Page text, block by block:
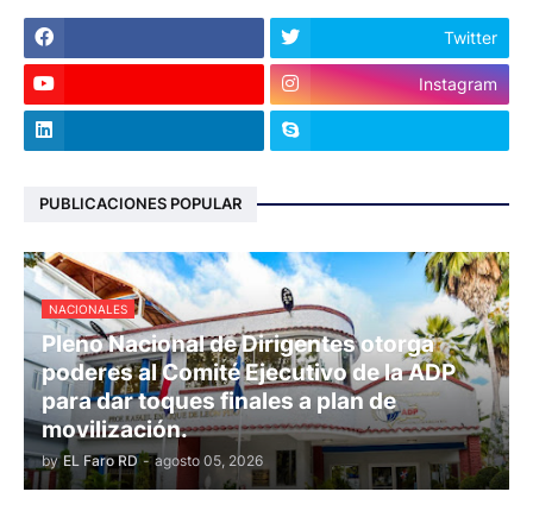
Twitter
Instagram
PUBLICACIONES POPULAR
NACIONALES
Pleno Nacional de Dirigentes otorga
poderes al Comité Ejecutivo de la ADP
para dar toques finales a plan de
movilización.
by EL Faro RD - agosto 05, 2026